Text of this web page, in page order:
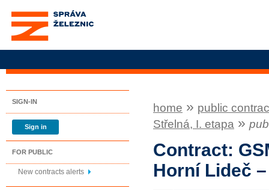
Správa železnic, státní
organizace
SIGN-IN
Sign in
FOR PUBLIC
New contracts alerts
home » public
Střelná, I. etapa »
Contract:
Horní Lideč